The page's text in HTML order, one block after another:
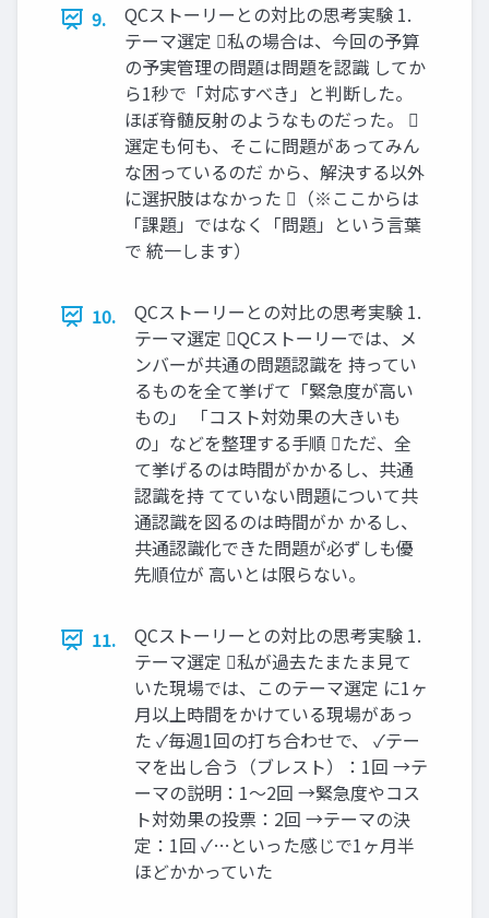
9.
QCストーリーとの対比の思考実験 1.
テーマ選定 私の場合は、今回の予算
の予実管理の問題は問題を認識 してか
ら1秒で「対応すべき」と判断した。
ほぼ脊髄反射のようなものだった。 
選定も何も、そこに問題があってみん
な困っているのだ から、解決する以外
に選択肢はなかった （※ここからは
「課題」ではなく「問題」という言葉
で 統一します）
10.
QCストーリーとの対比の思考実験 1.
テーマ選定 QCストーリーでは、メ
ンバーが共通の問題認識を 持ってい
るものを全て挙げて「緊急度が高い
もの」 「コスト対効果の大きいも
の」などを整理する手順 ただ、全
て挙げるのは時間がかかるし、共通
認識を持 てていない問題について共
通認識を図るのは時間がか かるし、
共通認識化できた問題が必ずしも優
先順位が 高いとは限らない。
11.
QCストーリーとの対比の思考実験 1.
テーマ選定 私が過去たまたま見て
いた現場では、このテーマ選定 に1ヶ
月以上時間をかけている現場があっ
た ✓毎週1回の打ち合わせで、 ✓テー
マを出し合う（ブレスト）：1回 →テ
ーマの説明：1～2回 →緊急度やコス
ト対効果の投票：2回 →テーマの決
定：1回 ✓…といった感じで1ヶ月半
ほどかかっていた